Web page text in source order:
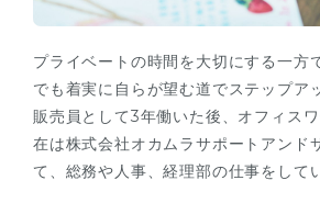
プライベートの時間を大切にする一方
でも着実に自らが望む道でステップア
販売員として3年働いた後、オフィス
在は株式会社オカムラサポートアンド
て、総務や人事、経理部の仕事をして